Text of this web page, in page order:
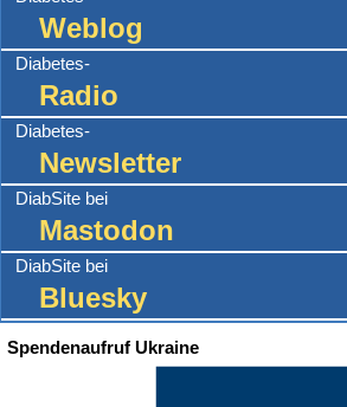
Weblog
Diabetes-
Radio
Diabetes-
Newsletter
DiabSite bei
Mastodon
DiabSite bei
Bluesky
Spendenaufruf Ukraine